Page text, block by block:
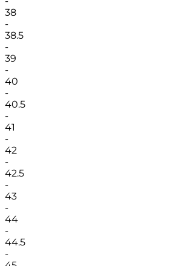
38
-
38.5
-
39
-
40
-
40.5
-
41
-
42
-
42.5
-
43
-
44
-
44.5
-